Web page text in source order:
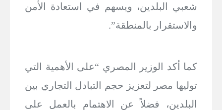
شعبي البلدين، ويسهم في استعادة الأمن
والاستقرار بالمنطقة”.
كما أكد الوزير المصري “على الأهمية التي
توليها مصر لتعزيز حجم التبادل التجاري بين
البلدين، فضلاً عن الاهتمام بالعمل على